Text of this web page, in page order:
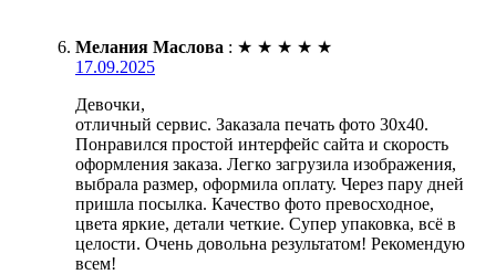
Мелания Маслова : ★ ★ ★ ★ ★
17.09.2025
Девочки,
отличный сервис. Заказала печать фото 30х40.
Понравился простой интерфейс сайта и скорость
оформления заказа. Легко загрузила изображения,
выбрала размер, оформила оплату. Через пару дней
пришла посылка. Качество фото превосходное,
цвета яркие, детали четкие. Супер упаковка, всё в
целости. Очень довольна результатом! Рекомендую
всем!